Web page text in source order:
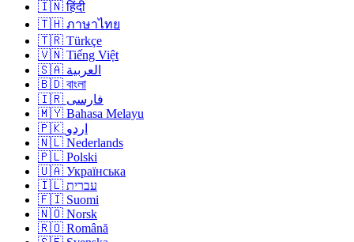
🇮🇳 हिंदी
🇹🇭 ภาษาไทย
🇹🇷 Türkçe
🇻🇳 Tiếng Việt
🇸🇦 العربية
🇧🇩 বাংলা
🇮🇷 فارسی
🇲🇾 Bahasa Melayu
🇵🇰 اردو
🇳🇱 Nederlands
🇵🇱 Polski
🇺🇦 Українська
🇮🇱 עברית
🇫🇮 Suomi
🇳🇴 Norsk
🇷🇴 Română